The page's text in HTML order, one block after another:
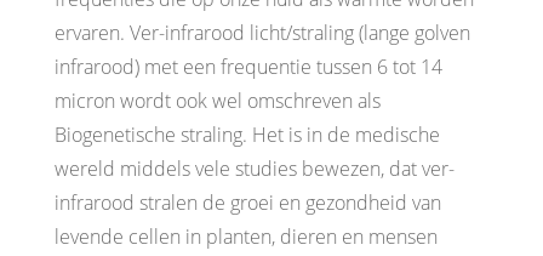
ervaren. Ver-infrarood licht/straling (lange golven
infrarood) met een frequentie tussen 6 tot 14
micron wordt ook wel omschreven als
Biogenetische straling. Het is in de medische
wereld middels vele studies bewezen, dat ver-
infrarood stralen de groei en gezondheid van
levende cellen in planten, dieren en mensen